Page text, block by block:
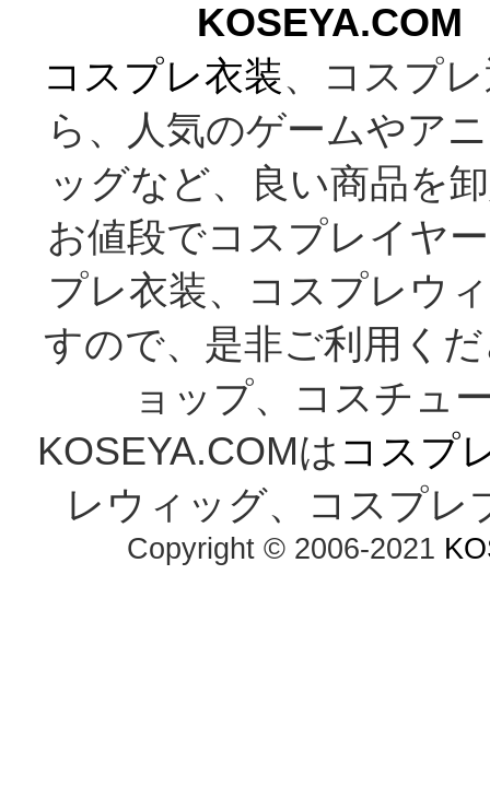
コスプレ衣装、コスプ
ら、人気のゲームやア
ッグなど、良い商品を
お値段でコスプレイヤ
プレ衣装、コスプレウ
すので、是非ご利用く
ョップ、コスチュ
KOSEYA.COMは コスプ
レウィッグ、コスプレ
Copyright © 2006-2021